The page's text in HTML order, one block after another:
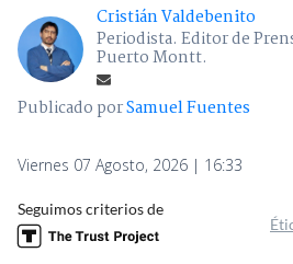
Cristián Valdebenito
Periodista. Editor de
Puerto Montt.
Publicado porSamuel Fuentes
Viernes 07 Agosto, 2026 | 16:33
Seguimos criterios de